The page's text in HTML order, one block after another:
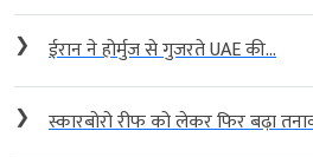
❯ ईरान ने होर्मुज से गुजरते UAE की...
❯ स्कारबोरो रीफ को लेकर फिर बढ़ा